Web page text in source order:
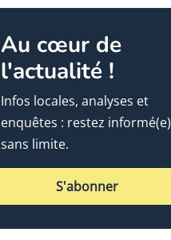
Au cœur de
l'actualité !
Infos locales, analyses et
enquêtes : restez informé(e)
sans limite.
S'abonner